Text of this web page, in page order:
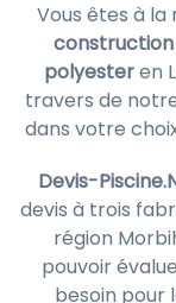
Vous êtes à
construction
polyesteren
travers de
dans votre
Devis-
devis à trois
région
pouvoir
besoin pour